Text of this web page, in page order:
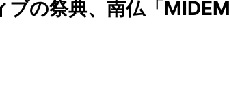
の祭典、南仏「